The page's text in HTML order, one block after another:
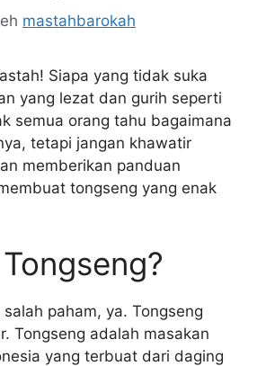
mastahbarokah
Siapa yang tidak suka
yang lezat dan gurih seperti
semua orang tahu bagaimana
tetapi jangan khawatir
memberikan panduan
tongseng yang enak
paham, ya. Tongseng
Tongseng adalah masakan
yang terbuat dari daging